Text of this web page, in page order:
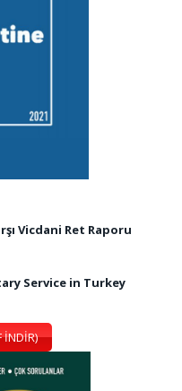
Vicdani Ret Raporu
Service in Turkey
İNDİR)